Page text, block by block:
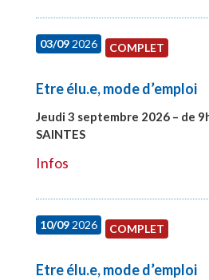
03/092026 COMPLET
Etre élu.e, mode d’emploi
Jeudi 3 septembre 2026 – de
SAINTES
Infos
10/092026 COMPLET
Etre élu.e, mode d’emploi